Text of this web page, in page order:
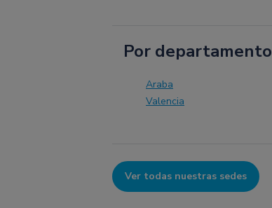
Por departamento
Araba
Valencia
Ver todas nuestras sedes